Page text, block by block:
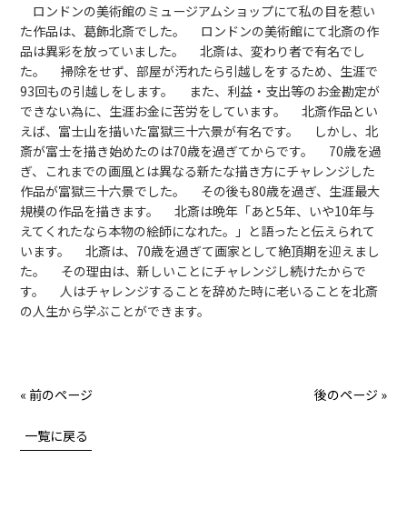
ロンドンの美術館のミュージアムショップにて私の目を惹い
た作品は、葛飾北斎でした。 ロンドンの美術館にて北斎の作
品は異彩を放っていました。 北斎は、変わり者で有名でし
た。 掃除をせず、部屋が汚れたら引越しをするため、生涯で
93回もの引越しをします。 また、利益・支出等のお金勘定が
できない為に、生涯お金に苦労をしています。 北斎作品とい
えば、富士山を描いた富獄三十六景が有名です。 しかし、北
斎が富士を描き始めたのは70歳を過ぎてからです。 70歳を過
ぎ、これまでの画風とは異なる新たな描き方にチャレンジした
作品が富獄三十六景でした。 その後も80歳を過ぎ、生涯最大
規模の作品を描きます。 北斎は晩年「あと5年、いや10年与
えてくれたなら本物の絵師になれた。」と語ったと伝えられて
います。 北斎は、70歳を過ぎて画家として絶頂期を迎えまし
た。 その理由は、新しいことにチャレンジし続けたからで
す。 人はチャレンジすることを辞めた時に老いることを北斎
の人生から学ぶことができます。
« 前のページ 後のページ »
一覧に戻る